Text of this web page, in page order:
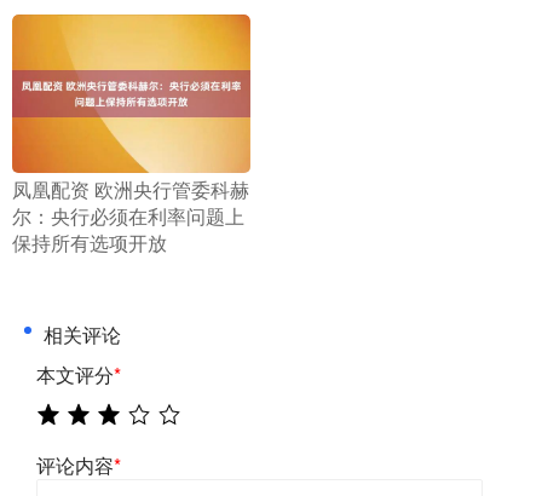
​凤凰配资 欧洲央行管委科赫
尔：央行必须在利率问题上
保持所有选项开放
相关评论
本文评分*
评论内容*